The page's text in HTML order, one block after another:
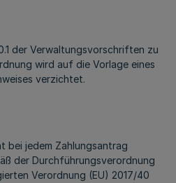
der Verwaltungsvorschriften zu
wird auf die Vorlage eines
verzichtet.
bei jedem Zahlungsantrag
der Durchführungsverordnung
Verordnung (EU) 2017/40